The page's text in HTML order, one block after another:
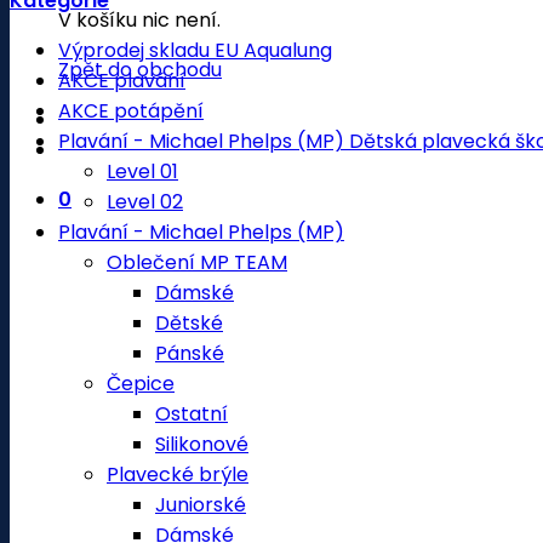
V košíku nic není.
Zpět do obchodu
0
Výprodej skladu EU Aqualung
AKCE plavání
AKCE potápění
Plavání - Michael Phelps (MP) Dětská plavecká
Level 01
Level 02
Plavání - Michael Phelps (MP)
Oblečení MP TEAM
Dámské
Dětské
Pánské
Čepice
Ostatní
Silikonové
Plavecké brýle
Juniorské
Dámské